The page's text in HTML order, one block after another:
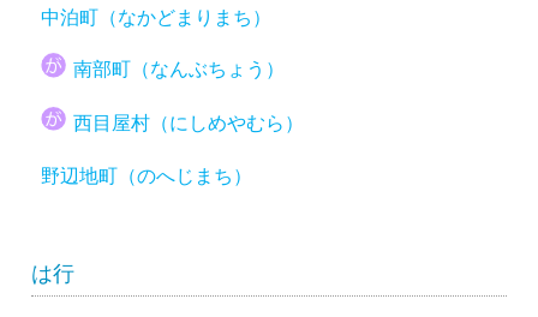
中泊町（なかどまりまち）
南部町（なんぶちょう）
西目屋村（にしめやむら）
野辺地町（のへじまち）
は行